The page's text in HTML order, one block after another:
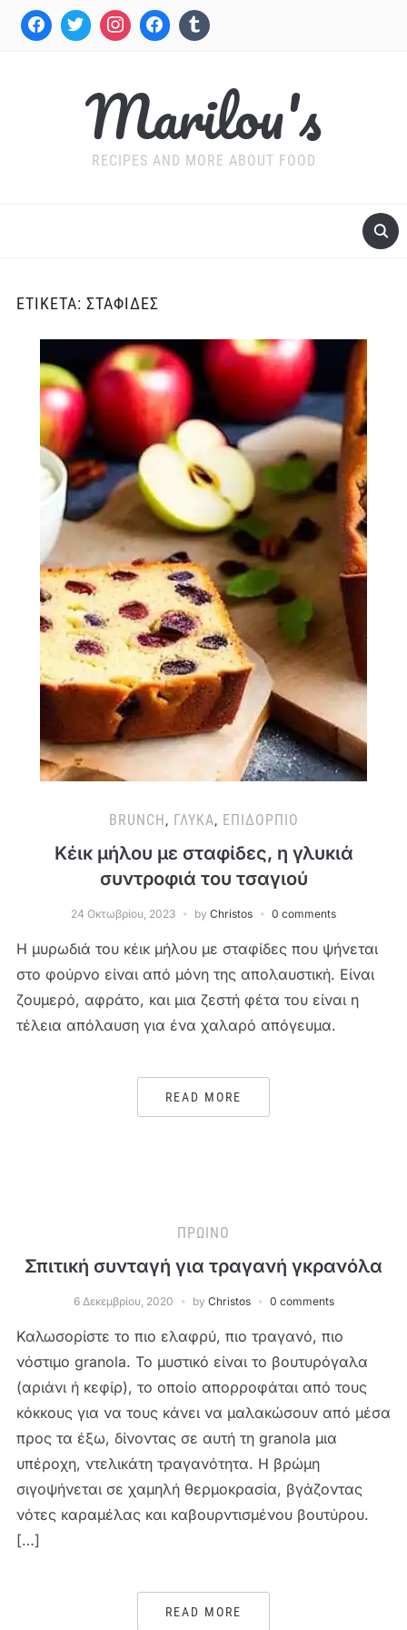
Marilou's
RECIPES AND MORE ABOUT FOOD
ΕΤΙΚΈΤΑ: ΣΤΑΦΊΔΕΣ
BRUNCH, ΓΛΥΚΆ, ΕΠΙΔΌΡΠΙΟ
Κέικ μήλου με σταφίδες, η γλυκιά
συντροφιά του τσαγιού
24 Οκτωβρίου, 2023 by Christos 0 comments
Η μυρωδιά του κέικ μήλου με σταφίδες που ψήνεται
στο φούρνο είναι από μόνη της απολαυστική. Είναι
ζουμερό, αφράτο, και μια ζεστή φέτα του είναι η
τέλεια απόλαυση για ένα χαλαρό απόγευμα.
READ MORE
ΠΡΩΙΝΌ
Σπιτική συνταγή για τραγανή γκρανόλα
6 Δεκεμβρίου, 2020 by Christos 0 comments
Καλωσορίστε το πιο ελαφρύ, πιο τραγανό, πιο
νόστιμο granola. Το μυστικό είναι το βουτυρόγαλα
(αριάνι ή κεφίρ), το οποίο απορροφάται από τους
κόκκους για να τους κάνει να μαλακώσουν από μέσα
προς τα έξω, δίνοντας σε αυτή τη granola μια
υπέροχη, ντελικάτη τραγανότητα. Η βρώμη
σιγοψήνεται σε χαμηλή θερμοκρασία, βγάζοντας
νότες καραμέλας και καβουρντισμένου βουτύρου.
[…]
READ MORE